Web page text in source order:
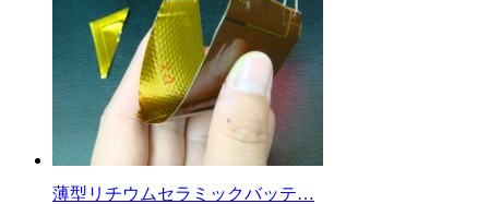
薄型リチウムセラミックバッテ…